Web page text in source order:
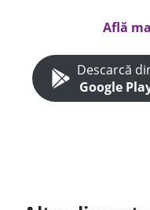
Află
Descarcă
Google